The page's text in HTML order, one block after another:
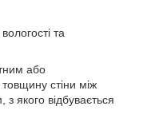
та
або
стіни між
якого відбувається